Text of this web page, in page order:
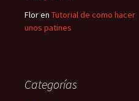
Floren Tutorial de como hacer
unos patines
Categorías